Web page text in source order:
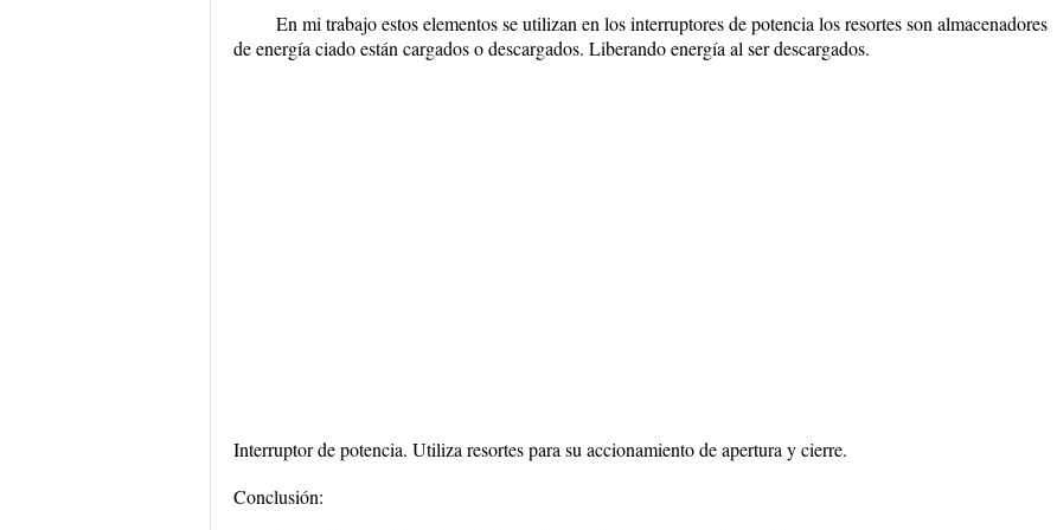
En mi trabajo estos elementos se utilizan en los interruptores de potencia los resortes son almacenadores
de energía ciado están cargados o descargados. Liberando energía al ser descargados.
Interruptor de potencia. Utiliza resortes para su accionamiento de apertura y cierre.
Conclusión: